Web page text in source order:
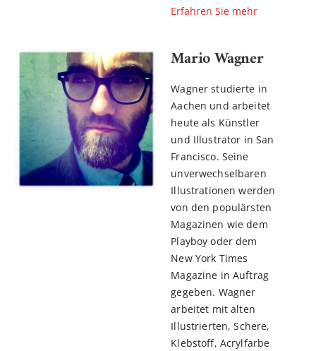
Erfahren Sie mehr
Mario Wagner
Wagner studierte in
Aachen und arbeitet
heute als Künstler
und Illustrator in San
Francisco. Seine
unverwechselbaren
Illustrationen werden
von den populärsten
Magazinen wie dem
Playboy oder dem
New York Times
Magazine in Auftrag
gegeben. Wagner
arbeitet mit alten
Illustrierten, Schere,
Klebstoff, Acrylfarbe